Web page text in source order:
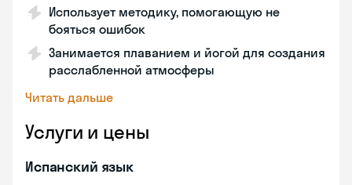
Использует методику, помогающую не
бояться ошибок
Занимается плаванием и йогой для создания
расслабленной атмосферы
Читать дальше
Услуги и цены
Испанский язык